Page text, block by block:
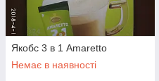
Якобс 3 в 1 Amaretto
Немає в наявності